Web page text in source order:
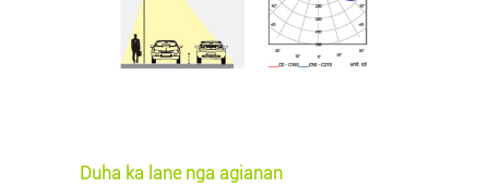
Duha ka lane nga agianan